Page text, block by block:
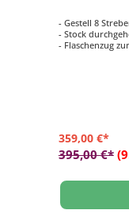
- Gestell 8
- Stock
- Flaschenzug
359,00 €*
395,00 €*